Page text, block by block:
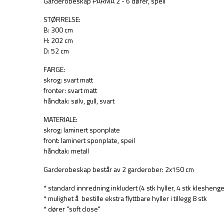
STØRRELSE:
B: 300 cm
H: 202 cm
D: 52 cm
FARGE:
skrog: svart matt
fronter: svart matt
håndtak: sølv, gull, svart
MATERIALE:
skrog: laminert sponplate
front: laminert sponplate, speil
håndtak: metall
Garderobeskap består av 2 garderober: 2x150 cm
* standard innredning inkludert (4 stk hyller, 4 stk
* mulighet å bestille ekstra flyttbare hyller i tillegg 8 stk
* dører "soft close"